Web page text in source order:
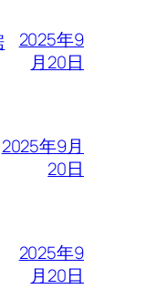
2025年9
月20日
2025年9月
20日
2025年9
月20日